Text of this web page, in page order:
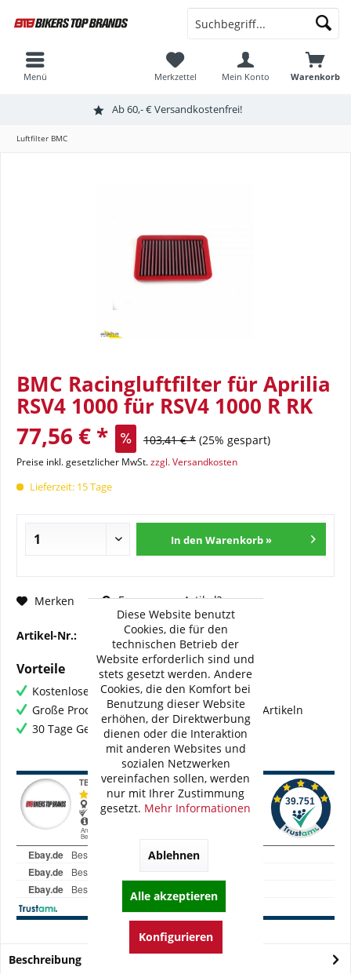
Ab 60,- € Versandkostenfrei!
Warenkorb
Merkzettel Mein Konto
Menü
Luftfilter BMC
BMC Racingluftfilter für Aprilia
RSV4 1000 für RSV4 1000 R RK
77,56 € * 103,41 € * (25% gespart)
Preise inkl. gesetzlicher MwSt.zzgl. Versandkosten
Lieferzeit: 15 Tage
In den Warenkorb »
Merken Fragen zum Artikel?
Artikel-Nr.: BMC-FM-563-08R
Vorteile
Kostenloser Versand ab € 60,- Bestellwert
Große Produktauswahl mit mehr als 80.000 Artikeln
30 Tage Geld-Zurück-Garantie
Beschreibung
Diese Website benutzt
Cookies, die für den
technischen Betrieb der
Website erforderlich sind und
stets gesetzt werden. Andere
Cookies, die den Komfort bei
Benutzung dieser Website
erhöhen, der Direktwerbung
dienen oder die Interaktion
mit anderen Websites und
sozialen Netzwerken
vereinfachen sollen, werden
nur mit Ihrer Zustimmung
gesetzt. Mehr Informationen
Ablehnen
Alle akzeptieren
Konfigurieren